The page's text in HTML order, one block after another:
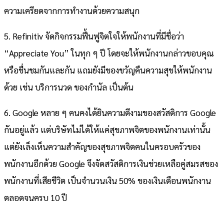
ความเครียดจากการทำงานด้วยความสนุก
5. Refinitiv จัดกิจกรรมฟื้นฟูจิตใจให้พนักงานที่มีชื่อว่า
“Appreciate You” ในทุก ๆ ปี โดยจะให้พนักงานกล่าวขอบคุณ
หรือชื่นชมกันและกัน แถมยังมีของขวัญคืนความสุขให้พนักงาน
ด้วย เช่น บริการนวด ของกำนัล เป็นต้น
6. Google หลาย ๆ คนคงได้ยินความดีงามของสวัสดิการ Google
กันอยู่แล้ว แต่บริษัทไม่ได้ให้แค่สุขภาพจิตของพนักงานเท่านั้น
แต่ยังเล็งเห็นความสำคัญของสุขภาพจิตคนในครอบครัวของ
พนักงานอีกด้วย Google จึงจัดสวัสดิการเงินช่วยเหลือคู่สมรสของ
พนักงานที่เสียชีวิต เป็นจำนวนเงิน 50% ของเงินเดือนพนักงาน
ตลอดจนครบ 10 ปี